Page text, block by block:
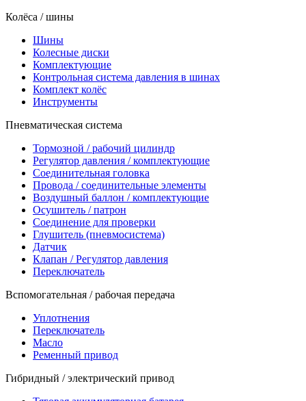
Колёса / шины
Шины
Колесные диски
Комплектующие
Контрольная система давления в шинах
Комплект колёс
Инструменты
Пневматическая система
Тормозной / рабочий цилиндр
Регулятор давления / комплектующие
Соединительная головка
Провода / соединительные элементы
Воздушный баллон / комплектующие
Осушитель / патрон
Соединение для проверки
Глушитель (пневмосистема)
Датчик
Клапан / Регулятор давления
Переключатель
Вспомогательная / рабочая передача
Уплотнения
Переключатель
Масло
Ременный привод
Гибридный / электрический привод